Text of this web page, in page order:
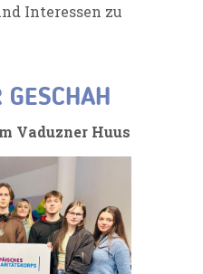
Interessen zu
Vaduzner Huus